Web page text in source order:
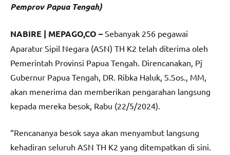
Pemprov Papua Tengah)
NABIRE | MEPAGO,CO – Sebanyak 256 pegawai
Aparatur Sipil Negara (ASN) TH K2 telah diterima oleh
Pemerintah Provinsi Papua Tengah. Direncanakan, Pj
Gubernur Papua Tengah, DR. Ribka Haluk, S.Sos., MM,
akan menerima dan memberikan pengarahan langsung
kepada mereka besok, Rabu (22/5/2024).
“Rencananya besok saya akan menyambut langsung
kehadiran seluruh ASN TH K2 yang ditempatkan di sini.